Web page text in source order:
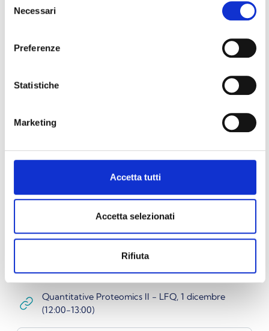
delNecessari
Preferenze
Statistiche
Marketing
Accetta tutti
Accetta selezionati
Rifiuta
Quantitative Proteomics I, martedì 24 novembre
(16:30-18:30)
dicembre, (9:00-10:00)
Quantitative Proteomics II - TMT, 1 dicembre
(10:00-11:00)URL
Quantitative proteomics II - Targeted, 1 dicembre
(11:00-12:00)URL
Quantitative Proteomics II - LFQ, 1 dicembre
(12:00-13:00)URL